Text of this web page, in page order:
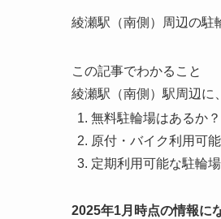
綾瀬駅（南側）周辺の駐
この記事でわかること
綾瀬駅（南側）駅周辺に、
無料駐輪場はあるか？
原付・バイク利用可
定期利用可能な駐輪
2025年1月時点の情報に